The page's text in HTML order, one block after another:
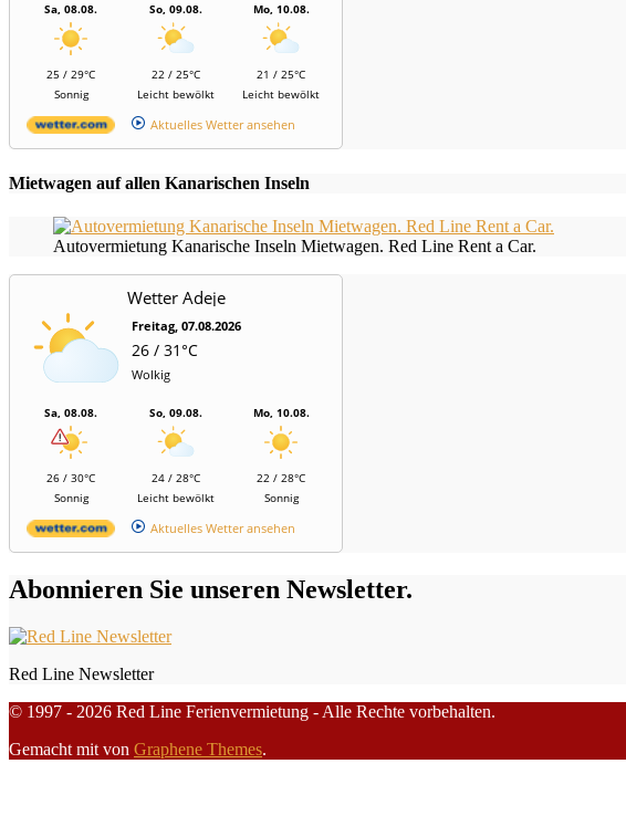
Sa, 08.08.
25 / 29°C
Sonnig
So, 09.08.
22 / 25°C
Leicht bewölkt
Mo, 10.08.
21 / 25°C
Leicht bewölkt
Aktuelles Wetter ansehen
Mietwagen auf allen Kanarischen Inseln
Autovermietung Kanarische Inseln Mietwagen. Red Line Rent a Car.
Wetter Adeje
Freitag, 07.08.2026
26 / 31°C
Wolkig
Sa, 08.08.
26 / 30°C
Sonnig
So, 09.08.
24 / 28°C
Leicht bewölkt
Mo, 10.08.
22 / 28°C
Sonnig
Aktuelles Wetter ansehen
Abonnieren Sie unseren Newsletter.
Red Line Newsletter
© 1997 - 2026 Red Line Ferienvermietung - Alle Rechte vorbehalten.
Gemacht mit von Graphene Themes.